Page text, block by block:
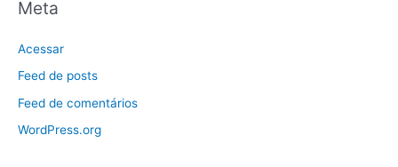
Meta
Acessar
Feed de posts
Feed de comentários
WordPress.org